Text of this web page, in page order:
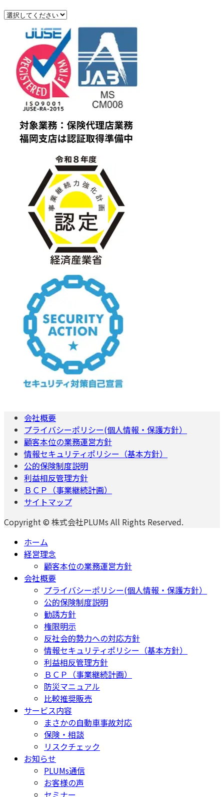
会社概要
プライバシーポリシー(個人情報・保護方針）
顧客本位の業務運営方針
情報セキュリティポリシー（基本方針）
公的保険制度説明
利益相反管理方針
ＢＣＰ（事業継続計画）
サイトマップ
Copyright © 株式会社PLUMs All Rights Reserved.
ホーム
経営理念
顧客本位の業務運営方針
会社概要
プライバシーポリシー(個人情報・保護方針）
公的保険制度説明
勧誘方針
権限明示
反社会的勢力への対応方針
情報セキュリティポリシー（基本方針）
利益相反管理方針
ＢＣＰ（事業継続計画）
防災マニュアル
比較推奨販売
サービス内容
まさかの自動車事故対応
保険・相談
リスクチェック
お知らせ
PLUMs通信
お客様の声
セミナー